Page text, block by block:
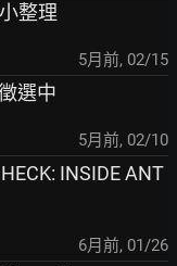
整理
5月前, 02/15
選中
5月前, 02/10
INSIDE ANT
6月前, 01/26